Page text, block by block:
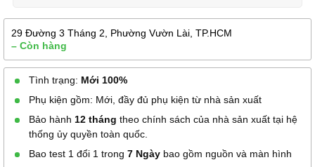
29 Đường 3 Tháng 2, Phường Vườn Lài, TP.HCM
– Còn hàng
Tình trạng: Mới 100%
Phụ kiện gồm: Mới, đầy đủ phụ kiện từ nhà sản xuất
Bảo hành 12 tháng theo chính sách của nhà sản xuất tại hệ
thống ủy quyền toàn quốc.
Bao test 1 đổi 1 trong 7 Ngày bao gồm nguồn và màn hình